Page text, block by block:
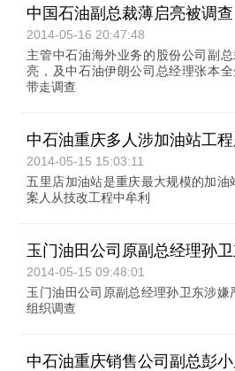
中国石油副总裁薄启亮被调查
2014-05-16 20:47:48
主管中石油海外业务的股份公司副
亮，及中石油伊朗公司总经理张本
带走调查
中石油重庆多人涉加油站工
2014-05-15 15:03:11
五里店加油站是重庆最大规模的加
案人从技改工程中牟利
玉门油田公司原副总经理孙
2014-05-15 09:48:01
玉门油田公司原副总经理孙卫东涉嫌
组织调查
中石油重庆销售公司副总彭